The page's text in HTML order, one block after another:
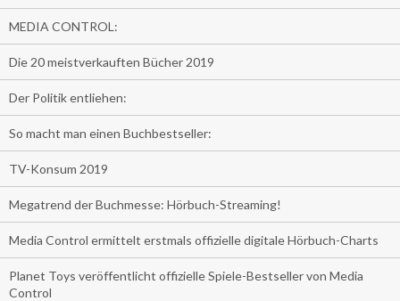
MEDIA CONTROL:
Die 20 meistverkauften Bücher 2019
Der Politik entliehen:
So macht man einen Buchbestseller:
TV-Konsum 2019
Megatrend der Buchmesse: Hörbuch-Streaming!
Media Control ermittelt erstmals offizielle digitale Hörbuch-Charts
Planet Toys veröffentlicht offizielle Spiele-Bestseller von Media
Control